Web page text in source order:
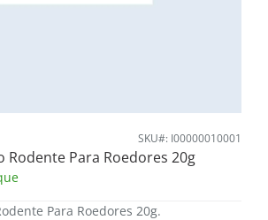
SKU#: I00000010001
Rodente Para Roedores 20g
Para Roedores 20g.